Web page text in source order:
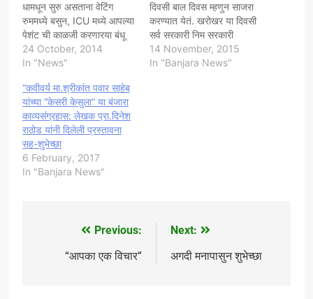
धामधून सुरु असताना वेटिंग
रुममध्ये बसुन, ICU मध्ये आपल्या
पेशंट ची काळजी करणारया बंधू
बघिनिन्ना शुभेच्छा फटाक्यांच्या
दुकानातली गर्दी पाहूनही जे
बजेटमुळे मनसोक्त खरेदी करु
शकत नाहीत त्यांना भरपूर फटाके
खरेदी करता यावेत ही शुभेच्छा...
शेजारणीचा भरगच्च दिवाळी फराळ
नुसता…
24 October, 2014
In "News"
दिवसी बाल दिवस म्हणुन साजरा
करण्यात येतं. खरोखर या दिवसी
सर्व सरकारी निम सरकारी
अधिकारी वर्ग बालदिवसाच्या
एकमेकानां भर भरून शुभेच्छा
14 November, 2015
In "Banjara News"
“कवीवर्य मा.श्रीकांत पवार साहेब
यांच्या “केसरी केसुला” या बंजारा
काव्यसंग्रहास: लेखक प्रा.दिनेश
राठोड यांनी दिलेली प्रस्तावना
सह-शुभेच्छा
6 February, 2017
In "Banjara News"
navigation
Previous:
“आपका एक विचार”
Next:
अगदी मनापासुन शुभेच्छा